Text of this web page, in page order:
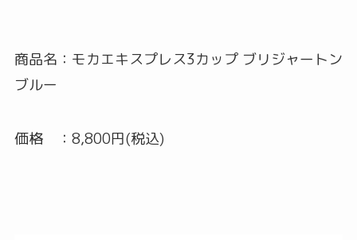
商品名：モカエキスプレス3カップ ブリジャートン
ブルー
価格 ：8,800円(税込)